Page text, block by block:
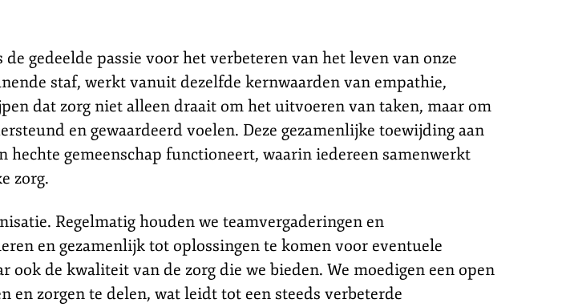
gedeelde passie voor het verbeteren van het leven van onze
staf, werkt vanuit dezelfde kernwaarden van empathie,
dat zorg niet alleen draait om het uitvoeren van taken, maar om
en gewaardeerd voelen. Deze gezamenlijke toewijding aan
gemeenschap functioneert, waarin iedereen samenwerkt
zorg.
Regelmatig houden we teamvergaderingen en
en gezamenlijk tot oplossingen te komen voor eventuele
de kwaliteit van de zorg die we bieden. We moedigen een open
zorgen te delen, wat leidt tot een steeds verbeterde